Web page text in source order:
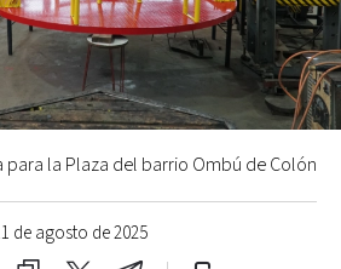
de agosto de 2025
para la Plaza del barrio Ombú de Colón